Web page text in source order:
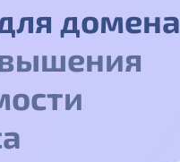
домена